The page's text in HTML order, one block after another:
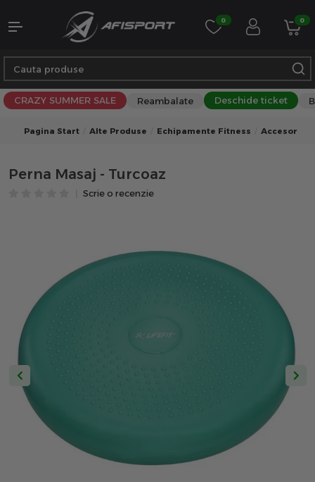
0 0
CRAZY SUMMER SALE Reambalate Deschide ticket
Pagina Start Alte Produse Echipamente Fitness Accesorii
Perna Masaj - Turcoaz
Scrie o recenzie